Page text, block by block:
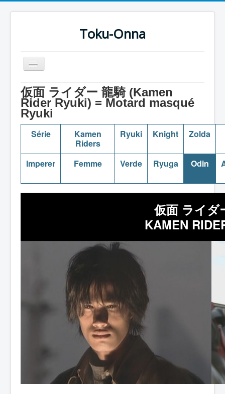
Toku-Onna
Basculer
la
Accueil
Toku-Actrices
Toku-Critiques
Séries
Films
Dessins
仮面 ライダー 龍騎 (Kamen
Rider Ryuki) = Motard masqué
Ryuki
Série
Kamen
Riders
Ryuki Knight Zolda
Imperer Femme Verde Ryuga Odin
仮面 ライダ
KAMEN